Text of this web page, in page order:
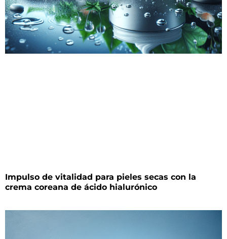
Impulso de vitalidad para pieles secas con la
crema coreana de ácido hialurónico